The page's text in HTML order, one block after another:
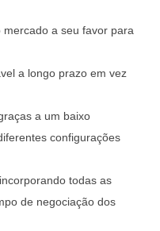
a seu favor para
a longo prazo em vez
a um baixo
configurações
todas as
de negociação dos